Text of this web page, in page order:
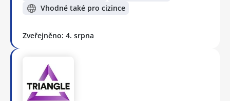
Vhodné také pro cizince
Zveřejněno: 4. srpna